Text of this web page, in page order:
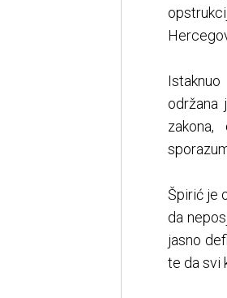
održana
Špirić je
da
jasno
te da svi